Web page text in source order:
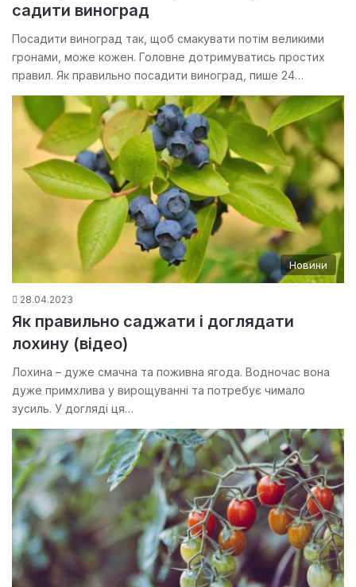
садити виноград
Посадити виноград так, щоб смакувати потім великими
гронами, може кожен. Головне дотримуватись простих
правил. Як правильно посадити виноград, пише 24…
Новини
28.04.2023
Як правильно саджати і доглядати
лохину (відео)
Лохина – дуже смачна та поживна ягода. Водночас вона
дуже примхлива у вирощуванні та потребує чимало
зусиль. У догляді ця…